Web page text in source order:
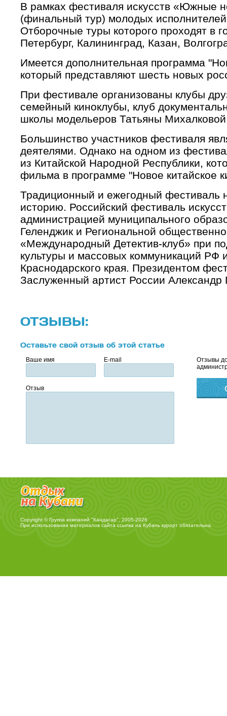
В рамках фестиваля искусств «Южные
(финальный тур) молодых
Отборочные туры которого проходят в
Петербург, Калининград, Казан,
Имеется дополнительная программа
который представляют шесть новых
При фестивале организованы клубы
семейный киноклубы, клуб
школы модельеров Татьяны
Большинство участников фестиваля
деятелями. Однако на одном из
из Китайской Народной Республики,
фильма в программе "Новое китайское
Традиционный и ежегодный фестиваль
историю. Российский фестиваль
администрацией муниципального
Геленджик и Региональной
«Международный Детектив-клуб» при
культуры и массовых коммуникаций РФ
Краснодарского края. Президентом
Заслуженный артист России
ОТЗЫВЫ:
Оставьте свой отзыв об этой статье
Ваше имя E-mail
Отзыв
Отзывы
Copyright © Группа компаний "Кандагар", 2005-2026
При использовании материалов сайта ссылка на Кубань курортобязательна.